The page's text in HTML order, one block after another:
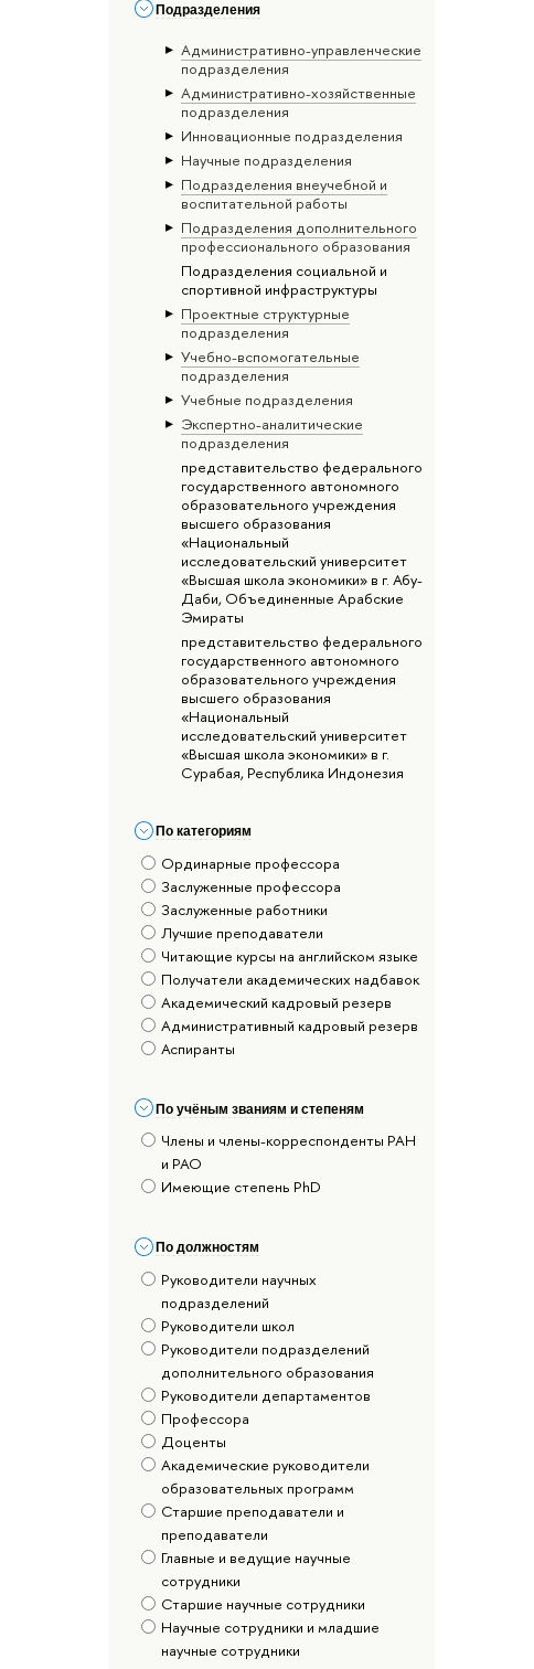
Подразделения
Административно-управленческие
подразделения
Административно-хозяйственные
подразделения
Инновационные подразделения
Научные подразделения
Подразделения внеучебной и
воспитательной работы
Подразделения дополнительного
профессионального образования
Подразделения социальной и
спортивной инфраструктуры
Проектные структурные
подразделения
Учебно-вспомогательные
подразделения
Учебные подразделения
Экспертно-аналитические
подразделения
представительство федерального
государственного автономного
образовательного учреждения
высшего образования
«Национальный
исследовательский университет
«Высшая школа экономики» в г. Абу-
Даби, Объединенные Арабские
Эмираты
представительство федерального
государственного автономного
образовательного учреждения
высшего образования
«Национальный
исследовательский университет
«Высшая школа экономики» в г.
Сурабая, Республика Индонезия
По категориям
Ординарные профессора
Заслуженные профессора
Заслуженные работники
Лучшие преподаватели
Читающие курсы на английском языке
Получатели академических надбавок
Академический кадровый резерв
Административный кадровый резерв
Аспиранты
По учёным званиям и степеням
Члены и члены-корреспонденты РАН
и РАО
Имеющие степень PhD
По должностям
Руководители научных
подразделений
Руководители школ
Руководители подразделений
дополнительного образования
Руководители департаментов
Профессора
Доценты
Академические руководители
образовательных программ
Старшие преподаватели и
преподаватели
Главные и ведущие научные
сотрудники
Старшие научные сотрудники
Научные сотрудники и младшие
научные сотрудники